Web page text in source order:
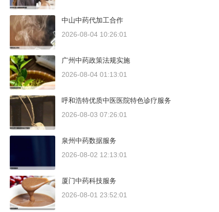
中山中药代加工合作
2026-08-04 10:26:01
广州中药政策法规实施
2026-08-04 01:13:01
呼和浩特优质中医医院特色诊疗服务
2026-08-03 07:26:01
泉州中药数据服务
2026-08-02 12:13:01
厦门中药科技服务
2026-08-01 23:52:01